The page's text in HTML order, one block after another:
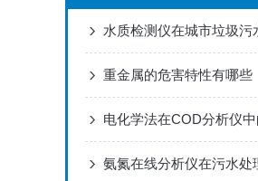
重金属的危害特性有哪些